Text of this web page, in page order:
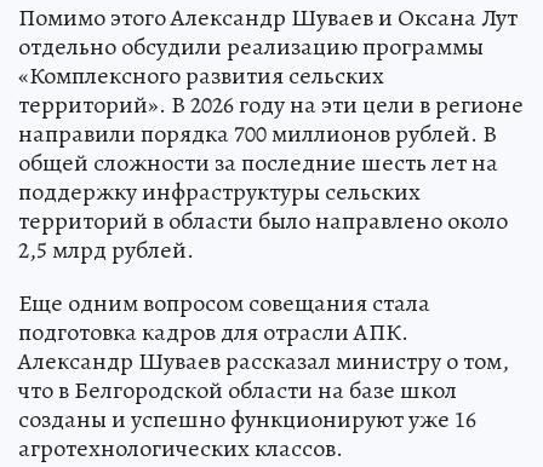
Помимо этого Александр Шуваев и Оксана Лут
отдельно обсудили реализацию программы
«Комплексного развития сельских
территорий». В 2026 году на эти цели в регионе
направили порядка 700 миллионов рублей. В
общей сложности за последние шесть лет на
поддержку инфраструктуры сельских
территорий в области было направлено около
2,5 млрд рублей.
Еще одним вопросом совещания стала
подготовка кадров для отрасли АПК.
Александр Шуваев рассказал министру о том,
что в Белгородской области на базе школ
созданы и успешно функционируют уже 16
агротехнологических классов.